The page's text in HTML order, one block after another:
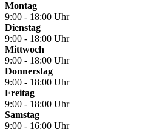
Montag
9:00 - 18:00 Uhr
Dienstag
9:00 - 18:00 Uhr
Mittwoch
9:00 - 18:00 Uhr
Donnerstag
9:00 - 18:00 Uhr
Freitag
9:00 - 18:00 Uhr
Samstag
9:00 - 16:00 Uhr